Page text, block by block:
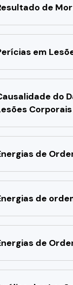
de
em
do
Corporais
de
de
de